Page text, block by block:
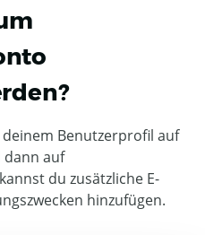
deinem Benutzerprofil auf
auf
du zusätzliche E-
hinzufügen.